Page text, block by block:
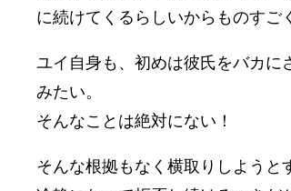
に続けてくるらしいからものすご
ユイ自身も、初めは彼氏をバカ
みたい。
そんなことは絶対にない！
そんな根拠もなく横取りしようと